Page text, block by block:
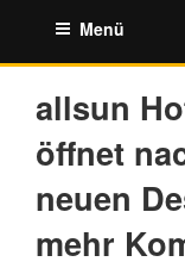
springen
Menü
allsun
öffnet
neuen
mehr